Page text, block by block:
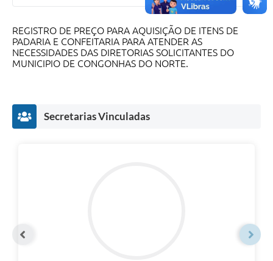
REGISTRO DE PREÇO PARA AQUISIÇÃO DE ITENS DE
PADARIA E CONFEITARIA PARA ATENDER AS
NECESSIDADES DAS DIRETORIAS SOLICITANTES DO
MUNICIPIO DE CONGONHAS DO NORTE.
Secretarias Vinculadas